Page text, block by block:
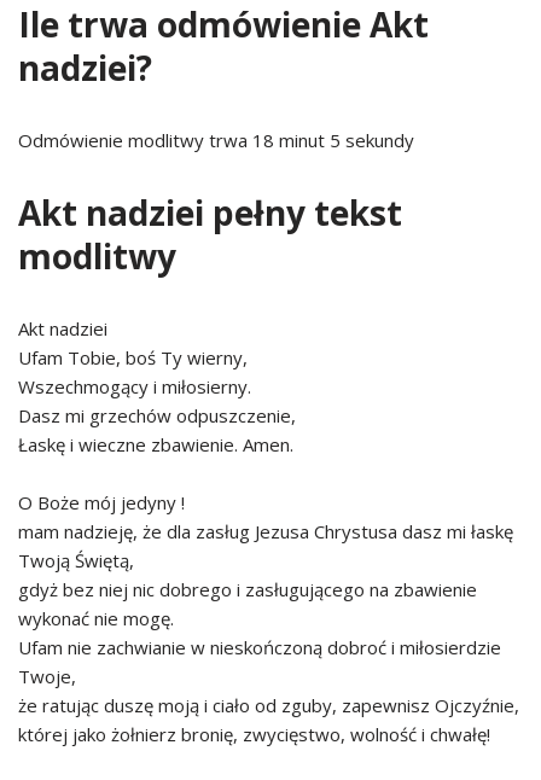
Ile trwa odmówienie Akt
nadziei?
Odmówienie modlitwy trwa 18 minut 5 sekundy
Akt nadziei pełny tekst
modlitwy
Akt nadziei
Ufam Tobie, boś Ty wierny,
Wszechmogący i miłosierny.
Dasz mi grzechów odpuszczenie,
Łaskę i wieczne zbawienie. Amen.
O Boże mój jedyny !
mam nadzieję, że dla zasług Jezusa Chrystusa dasz mi łaskę
Twoją Świętą,
gdyż bez niej nic dobrego i zasługującego na zbawienie
wykonać nie mogę.
Ufam nie zachwianie w nieskończoną dobroć i miłosierdzie
Twoje,
że ratując duszę moją i ciało od zguby, zapewnisz Ojczyźnie,
której jako żołnierz bronię, zwycięstwo, wolność i chwałę!